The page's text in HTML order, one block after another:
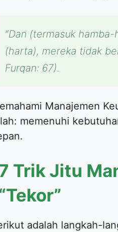
“Dan (termasuk
(harta), mereka tidak
Furqan: 67).
Manajemen
memenuhi
Trik Jitu
“Tekor”
adalah langkah-